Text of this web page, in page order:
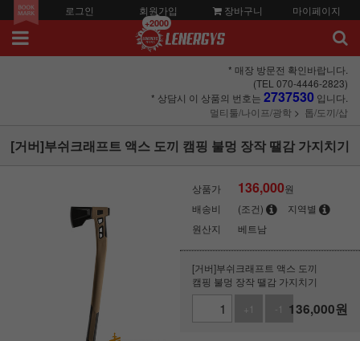
로그인 회원가입
+2000
장바구니 마이페이지
* 매장 방문전 확인바랍니다.
(TEL 070-4446-2823)
* 상담시 이 상품의 번호는 2737530 입니다.
멀티툴/나이프/광학
톱/도끼/삽
[거버]부쉬크래프트 액스 도끼 캠핑 불멍 장작 땔감 가지치기
상품가 136,000원
배송비
(조건)
지역별
원산지
베트남
[거버]부쉬크래프트 액스 도끼
캠핑 불멍 장작 땔감 가지치기
+1
-1 136,000원